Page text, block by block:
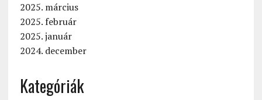
2025. március
2025. február
2025. január
2024. december
Kategóriák